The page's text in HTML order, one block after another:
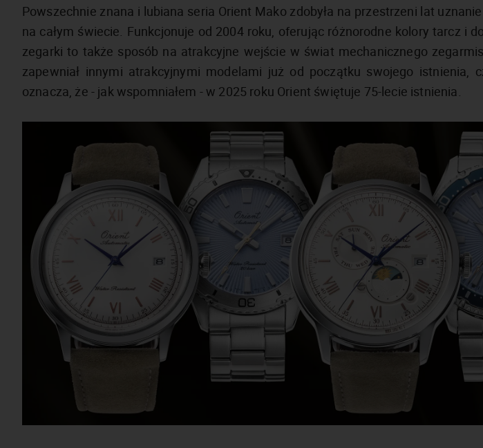
Powszechnie znana i lubiana seria Orient Mako zdobyła na przestrzeni lat
na całym świecie. Funkcjonuje od 2004 roku, oferując różnorodne kolory tarcz i
zegarki to także sposób na atrakcyjne wejście w świat mechanicznego
zapewniał innymi atrakcyjnymi modelami już od początku swojego istnienia,
oznacza, że - jak wspomniałem - w 2025 roku Orient świętuje 75-lecie istnienia.